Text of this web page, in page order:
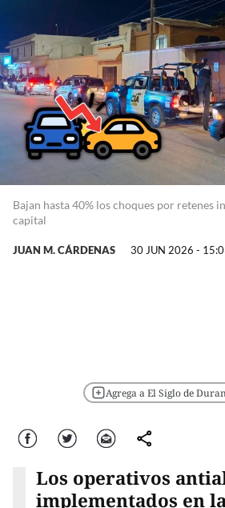
Bajan hasta 40% los choques por retenes
capital
JUAN M. CÁRDENAS 30 JUN 2026 -
Agrega a El Siglo de
Facebook Twitter Correo comparte
Los operativos
implementados en